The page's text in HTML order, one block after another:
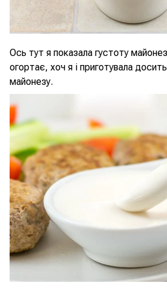
Ось тут я показала густоту
огортає, хоч я і приготувала
майонезу.